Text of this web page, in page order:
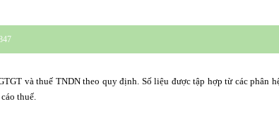
và thuế TNDN theo quy định. Số liệu được tập hợp từ các phân
thuế.